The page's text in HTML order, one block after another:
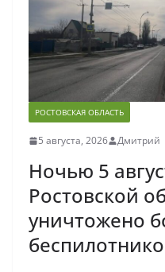
РОСТОВСКАЯ ОБЛАСТЬ
5 августа, 2026 Дмитрий
Ночью 5
Ростовской
уничтожено